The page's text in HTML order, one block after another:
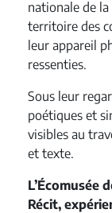
nationale de
territoire des
leur appareil
ressenties.
Sous leur
poétiques et
visibles au
et texte.
L’Écomusée
Récit,